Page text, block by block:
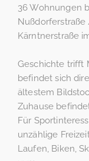
36 Wohnungen
Kärntnerstraße
Geschichte trifft
befindet sich
ältestem
Zuhause
Für
unzählige
Laufen, Biken,